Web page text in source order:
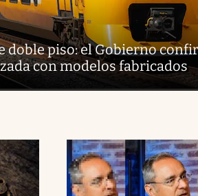
doble piso: el Gobierno
con modelos fabricados